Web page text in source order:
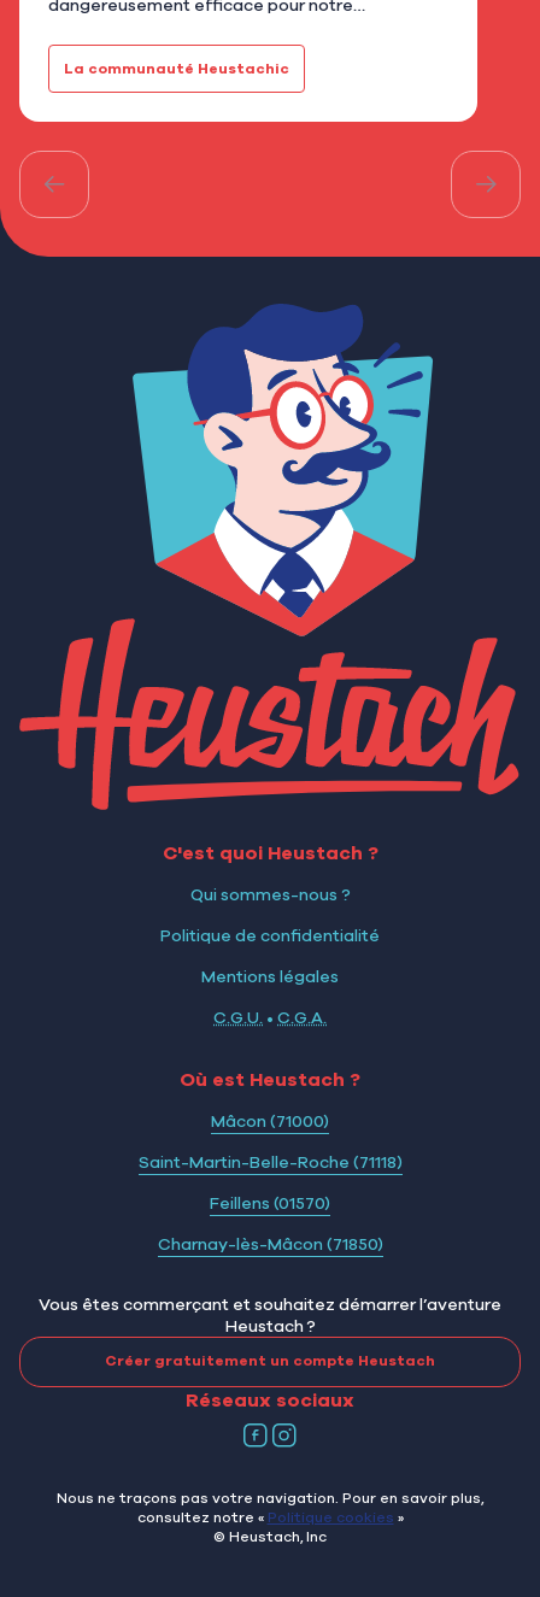
dangereusement efficace pour notre
installé au 21 rue de Bretagne à As…
La communauté Heustachic
C'est quoi Heustach ?
Qui sommes-nous ?
Politique de confidentialité
Mentions légales
C.G.U. • C.G.A.
Où est Heustach ?
Mâcon (71000)
Saint-Martin-Belle-Roche (71118)
Feillens (01570)
Charnay-lès-Mâcon (71850)
Vous êtes commerçant et souhaitez démarrer l’aventure
Heustach ?
Créer gratuitement un compte Heustach
Réseaux sociaux
Nous ne traçons pas votre navigation. Pour en savoir plus,
consultez notre « Politique cookies »
© Heustach, Inc